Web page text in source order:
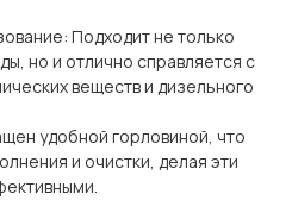
Подходит не только
но и отлично справляется с
веществ и дизельного
удобной горловиной, что
и очистки, делая эти